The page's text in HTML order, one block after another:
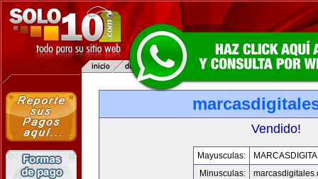
Vendido!
Mayusculas:
Minusculas: